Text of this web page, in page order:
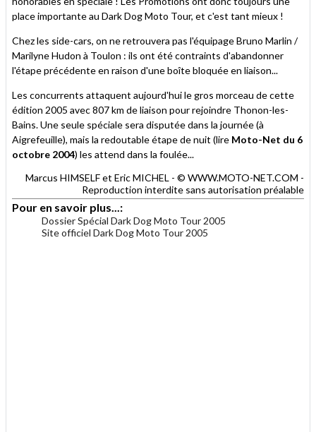
place importante au Dark Dog Moto Tour, et c'est tant mieux !
Chez les side-cars, on ne retrouvera pas l'équipage Bruno Marlin /
Marilyne Hudon à Toulon : ils ont été contraints d'abandonner
l'étape précédente en raison d'une boîte bloquée en liaison...
Les concurrents attaquent aujourd'hui le gros morceau de cette
édition 2005 avec 807 km de liaison pour rejoindre Thonon-les-
Bains. Une seule spéciale sera disputée dans la journée (à
Aigrefeuille), mais la redoutable étape de nuit (lire Moto-Net du 6
octobre 2004) les attend dans la foulée...
Marcus HIMSELF et Eric MICHEL - © WWW.MOTO-NET.COM -
Reproduction interdite sans autorisation préalable
Pour en savoir plus...:
Dossier Spécial Dark Dog Moto Tour 2005
Site officiel Dark Dog Moto Tour 2005